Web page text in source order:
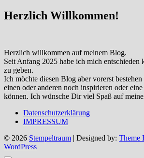
Herzlich Willkommen!
Herzlich willkommen auf meinem Blog.
Seit Anfang 2025 habe ich mich entschieden
zu geben.
Ich möchte diesen Blog aber vorerst
einen oder anderen noch inspirieren oder
können. Ich wünsche Dir viel Spaß auf
Datenschutzerklärung
IMPRESSUM
© 2026 Stempeltraum | Designed by: Theme
WordPress